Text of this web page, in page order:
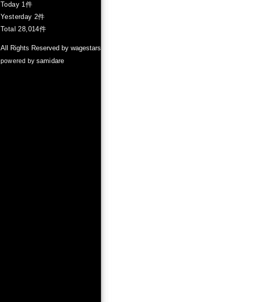
Today 1件
Yesterday 2件
Total 28,014件
All Rights Reserved by wagestars
powered by samidare